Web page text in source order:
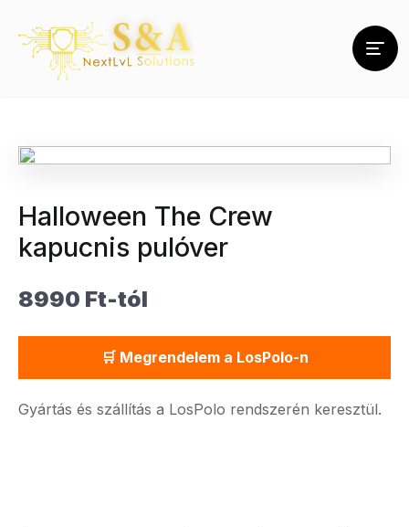
Halloween The Crew
kapucnis pulóver
8990 Ft-tól
🛒 Megrendelem a LosPolo-n
Gyártás és szállítás a LosPolo rendszerén keresztül.